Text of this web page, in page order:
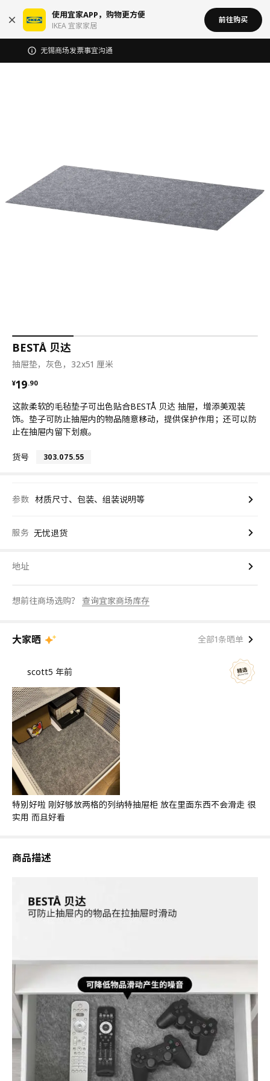
使用宜家APP，购物更方便
IKEA 宜家家居
前往购买
无锡商场发票事宜沟通
BESTÅ 贝达
抽屉垫，灰色，32x51 厘米
¥19.90
¥ 19.90
这款柔软的毛毡垫子可出色贴合BESTÅ 贝达 抽屉，增添美观装
饰。垫子可防止抽屉内的物品随意移动，提供保护作用；还可以防
止在抽屉内留下划痕。
货号 303.075.55
参数 材质尺寸、包装、组装说明等
服务 无忧退货
地址
想前往商场选购？ 查询宜家商场库存
大家晒 全部1条晒单
scott5 年前
特别好啦 刚好够放两格的列纳特抽屉柜 放在里面东西不会滑走 很
实用 而且好看
商品描述